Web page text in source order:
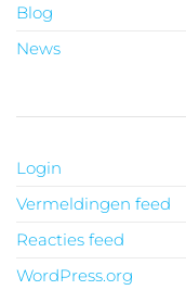
Blog
News
Login
Vermeldingen feed
Reacties feed
WordPress.org